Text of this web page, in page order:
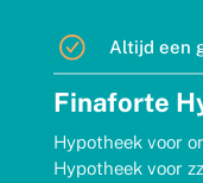
Altijd een
Finaforte
Hypotheek voor
Hypotheek voor